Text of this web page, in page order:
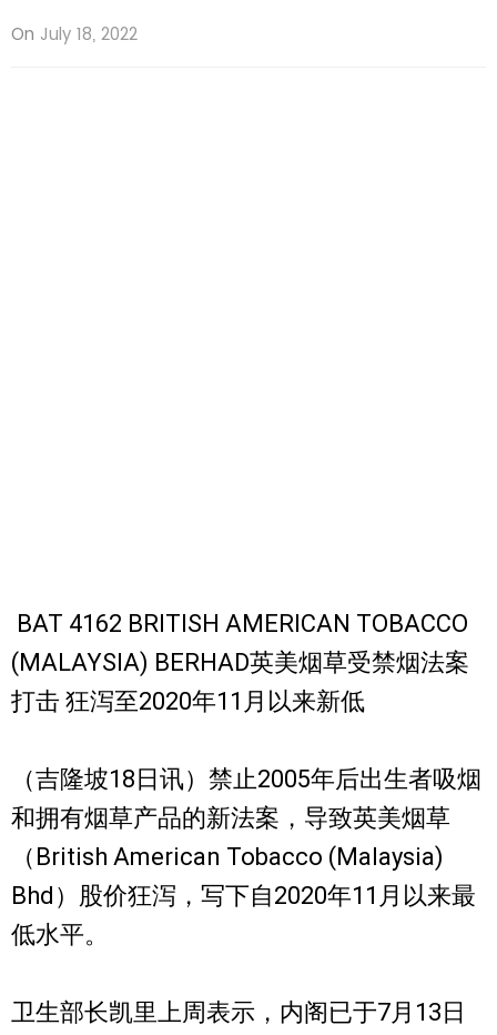
On July 18, 2022
BAT 4162 BRITISH AMERICAN TOBACCO
(MALAYSIA) BERHAD英美烟草受禁烟法案
打击 狂泻至2020年11月以来新低
（吉隆坡18日讯）禁止2005年后出生者吸烟
和拥有烟草产品的新法案，导致英美烟草
（British American Tobacco (Malaysia)
Bhd）股价狂泻，写下自2020年11月以来最
低水平。
卫生部长凯里上周表示，内阁已于7月13日